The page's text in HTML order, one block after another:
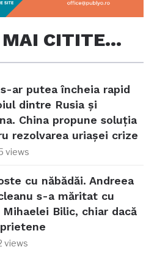
MAI CITITE…
ar putea încheia rapid
dintre Rusia și
China propune soluția
rezolvarea uriașei crize
views
cu năbădăi. Andreea
s-a măritat cu
Bilic, chiar dacă
views